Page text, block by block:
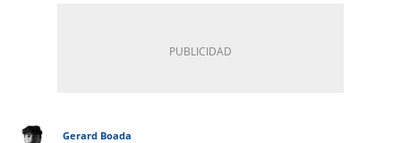
Gerard Boada